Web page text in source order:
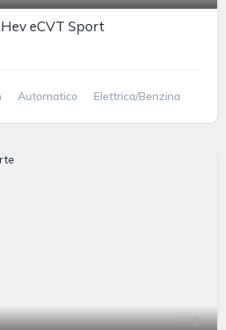
eCVT Sport
Automatico
Elettrica/Benzina
9